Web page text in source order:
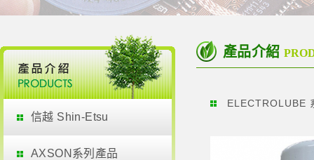
信越 Shin-Etsu
AXSON系列產品
產品介紹
ELECTROLUBE